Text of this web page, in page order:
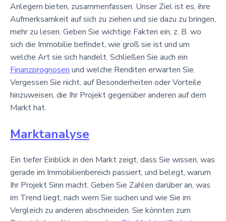
Anlegern bieten, zusammenfassen. Unser Ziel ist es, ihre
Aufmerksamkeit auf sich zu ziehen und sie dazu zu bringen,
mehr zu lesen. Geben Sie wichtige Fakten ein, z. B. wo
sich die Immobilie befindet, wie groß sie ist und um
welche Art sie sich handelt. Schließen Sie auch ein
Finanzprognosen und welche Renditen erwarten Sie.
Vergessen Sie nicht, auf Besonderheiten oder Vorteile
hinzuweisen, die Ihr Projekt gegenüber anderen auf dem
Markt hat.
Marktanalyse
Ein tiefer Einblick in den Markt zeigt, dass Sie wissen, was
gerade im Immobilienbereich passiert, und belegt, warum
Ihr Projekt Sinn macht. Geben Sie Zahlen darüber an, was
im Trend liegt, nach wem Sie suchen und wie Sie im
Vergleich zu anderen abschneiden. Sie könnten zum